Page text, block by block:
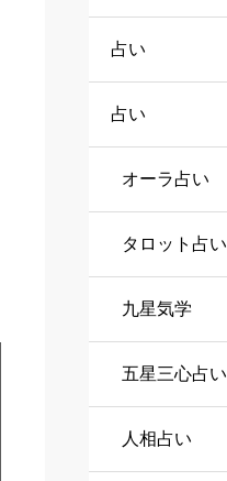
占い
占い
オーラ占い
タロット占い
九星気学
五星三心占い
人相占い